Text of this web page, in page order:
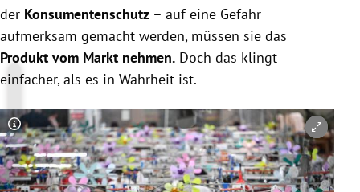
der Konsumentenschutz – auf eine Gefahr
aufmerksam gemacht werden, müssen sie das
Produkt vom Markt nehmen. Doch das klingt
einfacher, als es in Wahrheit ist.
Copyright-Hinweis öffnen/schließen